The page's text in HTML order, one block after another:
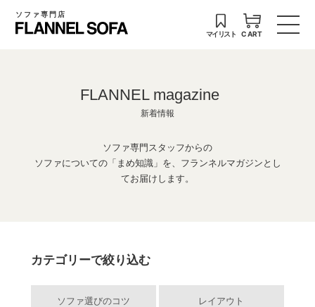
ソファ専門店
マイリスト CART
FLANNEL magazine
新着情報
ソファ専門スタッフからの
ソファについての「まめ知識」を、フランネルマガジンとし
てお届けします。
カテゴリーで絞り込む
ソファ選びのコツ レイアウト